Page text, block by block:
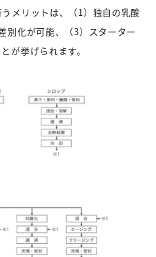
メリットは、（1）独自の乳酸
別化が可能、（3）スターター
が挙げられます。